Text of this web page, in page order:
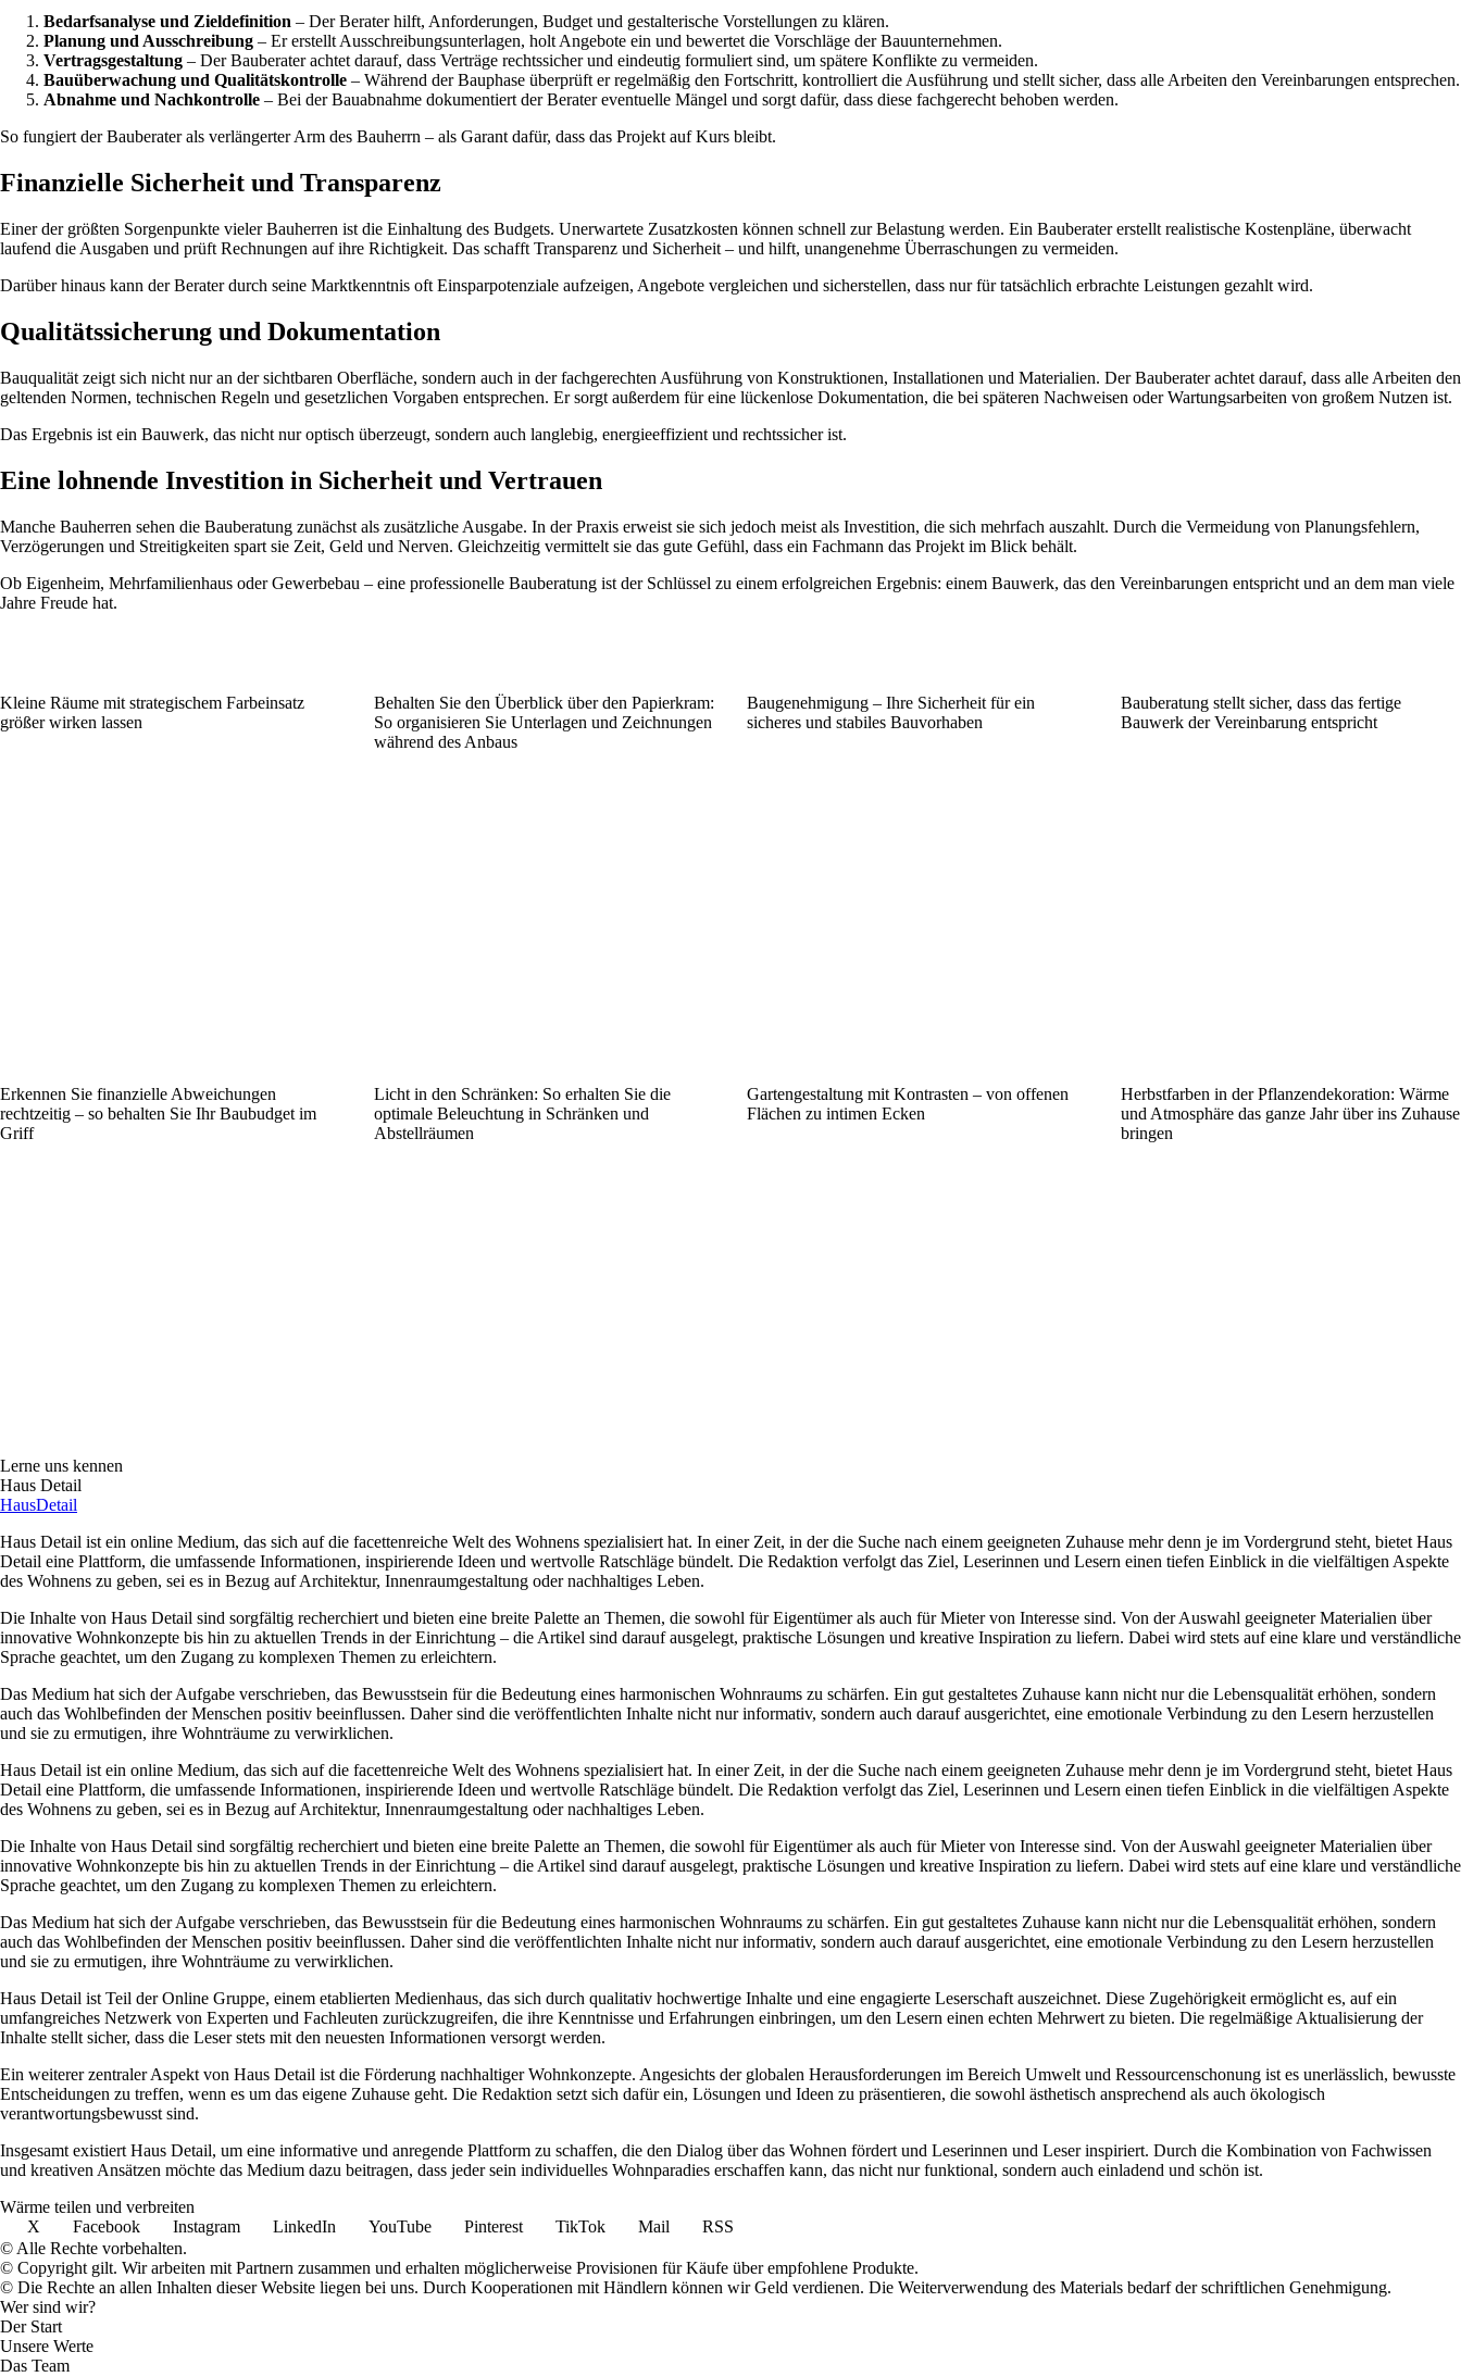
Bedarfsanalyse und Zieldefinition – Der Berater hilft, Anforderungen, Budget und gestalterische Vorstellungen zu klären.
Planung und Ausschreibung – Er erstellt Ausschreibungsunterlagen, holt Angebote ein und bewertet die Vorschläge der Bauunternehmen.
Vertragsgestaltung – Der Bauberater achtet darauf, dass Verträge rechtssicher und eindeutig formuliert sind, um spätere Konflikte zu vermeiden.
Bauüberwachung und Qualitätskontrolle – Während der Bauphase überprüft er regelmäßig den Fortschritt, kontrolliert die Ausführung und stellt sicher, dass alle Arbeiten den Vereinbarungen entsprechen.
Abnahme und Nachkontrolle – Bei der Bauabnahme dokumentiert der Berater eventuelle Mängel und sorgt dafür, dass diese fachgerecht behoben werden.
So fungiert der Bauberater als verlängerter Arm des Bauherrn – als Garant dafür, dass das Projekt auf Kurs bleibt.
Finanzielle Sicherheit und Transparenz
Einer der größten Sorgenpunkte vieler Bauherren ist die Einhaltung des Budgets. Unerwartete Zusatzkosten können schnell zur Belastung werden. Ein Bauberater erstellt realistische Kostenpläne, überwacht
laufend die Ausgaben und prüft Rechnungen auf ihre Richtigkeit. Das schafft Transparenz und Sicherheit – und hilft, unangenehme Überraschungen zu vermeiden.
Darüber hinaus kann der Berater durch seine Marktkenntnis oft Einsparpotenziale aufzeigen, Angebote vergleichen und sicherstellen, dass nur für tatsächlich erbrachte Leistungen gezahlt wird.
Qualitätssicherung und Dokumentation
Bauqualität zeigt sich nicht nur an der sichtbaren Oberfläche, sondern auch in der fachgerechten Ausführung von Konstruktionen, Installationen und Materialien. Der Bauberater achtet darauf, dass alle Arbeiten den
geltenden Normen, technischen Regeln und gesetzlichen Vorgaben entsprechen. Er sorgt außerdem für eine lückenlose Dokumentation, die bei späteren Nachweisen oder Wartungsarbeiten von großem Nutzen ist.
Das Ergebnis ist ein Bauwerk, das nicht nur optisch überzeugt, sondern auch langlebig, energieeffizient und rechtssicher ist.
Eine lohnende Investition in Sicherheit und Vertrauen
Manche Bauherren sehen die Bauberatung zunächst als zusätzliche Ausgabe. In der Praxis erweist sie sich jedoch meist als Investition, die sich mehrfach auszahlt. Durch die Vermeidung von Planungsfehlern,
Verzögerungen und Streitigkeiten spart sie Zeit, Geld und Nerven. Gleichzeitig vermittelt sie das gute Gefühl, dass ein Fachmann das Projekt im Blick behält.
Ob Eigenheim, Mehrfamilienhaus oder Gewerbebau – eine professionelle Bauberatung ist der Schlüssel zu einem erfolgreichen Ergebnis: einem Bauwerk, das den Vereinbarungen entspricht und an dem man viele
Jahre Freude hat.
Kleine Räume mit strategischem Farbeinsatz
größer wirken lassen
Behalten Sie den Überblick über den Papierkram:
So organisieren Sie Unterlagen und Zeichnungen
während des Anbaus
Baugenehmigung – Ihre Sicherheit für ein
sicheres und stabiles Bauvorhaben
Bauberatung stellt sicher, dass das fertige
Bauwerk der Vereinbarung entspricht
Erkennen Sie finanzielle Abweichungen
rechtzeitig – so behalten Sie Ihr Bau­budget im
Griff
Licht in den Schränken: So erhalten Sie die
optimale Beleuchtung in Schränken und
Abstellräumen
Gartengestaltung mit Kontrasten – von offenen
Flächen zu intimen Ecken
Herbstfarben in der Pflanzendekoration: Wärme
und Atmosphäre das ganze Jahr über ins Zuhause
bringen
Lerne uns kennen
Haus Detail
HausDetail
Haus Detail ist ein online Medium, das sich auf die facettenreiche Welt des Wohnens spezialisiert hat. In einer Zeit, in der die Suche nach einem geeigneten Zuhause mehr denn je im Vordergrund steht, bietet Haus
Detail eine Plattform, die umfassende Informationen, inspirierende Ideen und wertvolle Ratschläge bündelt. Die Redaktion verfolgt das Ziel, Leserinnen und Lesern einen tiefen Einblick in die vielfältigen Aspekte
des Wohnens zu geben, sei es in Bezug auf Architektur, Innenraumgestaltung oder nachhaltiges Leben.
Die Inhalte von Haus Detail sind sorgfältig recherchiert und bieten eine breite Palette an Themen, die sowohl für Eigentümer als auch für Mieter von Interesse sind. Von der Auswahl geeigneter Materialien über
innovative Wohnkonzepte bis hin zu aktuellen Trends in der Einrichtung – die Artikel sind darauf ausgelegt, praktische Lösungen und kreative Inspiration zu liefern. Dabei wird stets auf eine klare und verständliche
Sprache geachtet, um den Zugang zu komplexen Themen zu erleichtern.
Das Medium hat sich der Aufgabe verschrieben, das Bewusstsein für die Bedeutung eines harmonischen Wohnraums zu schärfen. Ein gut gestaltetes Zuhause kann nicht nur die Lebensqualität erhöhen, sondern
auch das Wohlbefinden der Menschen positiv beeinflussen. Daher sind die veröffentlichten Inhalte nicht nur informativ, sondern auch darauf ausgerichtet, eine emotionale Verbindung zu den Lesern herzustellen
und sie zu ermutigen, ihre Wohnträume zu verwirklichen.
Haus Detail ist ein online Medium, das sich auf die facettenreiche Welt des Wohnens spezialisiert hat. In einer Zeit, in der die Suche nach einem geeigneten Zuhause mehr denn je im Vordergrund steht, bietet Haus
Detail eine Plattform, die umfassende Informationen, inspirierende Ideen und wertvolle Ratschläge bündelt. Die Redaktion verfolgt das Ziel, Leserinnen und Lesern einen tiefen Einblick in die vielfältigen Aspekte
des Wohnens zu geben, sei es in Bezug auf Architektur, Innenraumgestaltung oder nachhaltiges Leben.
Die Inhalte von Haus Detail sind sorgfältig recherchiert und bieten eine breite Palette an Themen, die sowohl für Eigentümer als auch für Mieter von Interesse sind. Von der Auswahl geeigneter Materialien über
innovative Wohnkonzepte bis hin zu aktuellen Trends in der Einrichtung – die Artikel sind darauf ausgelegt, praktische Lösungen und kreative Inspiration zu liefern. Dabei wird stets auf eine klare und verständliche
Sprache geachtet, um den Zugang zu komplexen Themen zu erleichtern.
Das Medium hat sich der Aufgabe verschrieben, das Bewusstsein für die Bedeutung eines harmonischen Wohnraums zu schärfen. Ein gut gestaltetes Zuhause kann nicht nur die Lebensqualität erhöhen, sondern
auch das Wohlbefinden der Menschen positiv beeinflussen. Daher sind die veröffentlichten Inhalte nicht nur informativ, sondern auch darauf ausgerichtet, eine emotionale Verbindung zu den Lesern herzustellen
und sie zu ermutigen, ihre Wohnträume zu verwirklichen.
Haus Detail ist Teil der Online Gruppe, einem etablierten Medienhaus, das sich durch qualitativ hochwertige Inhalte und eine engagierte Leserschaft auszeichnet. Diese Zugehörigkeit ermöglicht es, auf ein
umfangreiches Netzwerk von Experten und Fachleuten zurückzugreifen, die ihre Kenntnisse und Erfahrungen einbringen, um den Lesern einen echten Mehrwert zu bieten. Die regelmäßige Aktualisierung der
Inhalte stellt sicher, dass die Leser stets mit den neuesten Informationen versorgt werden.
Ein weiterer zentraler Aspekt von Haus Detail ist die Förderung nachhaltiger Wohnkonzepte. Angesichts der globalen Herausforderungen im Bereich Umwelt und Ressourcenschonung ist es unerlässlich, bewusste
Entscheidungen zu treffen, wenn es um das eigene Zuhause geht. Die Redaktion setzt sich dafür ein, Lösungen und Ideen zu präsentieren, die sowohl ästhetisch ansprechend als auch ökologisch
verantwortungsbewusst sind.
Insgesamt existiert Haus Detail, um eine informative und anregende Plattform zu schaffen, die den Dialog über das Wohnen fördert und Leserinnen und Leser inspiriert. Durch die Kombination von Fachwissen
und kreativen Ansätzen möchte das Medium dazu beitragen, dass jeder sein individuelles Wohnparadies erschaffen kann, das nicht nur funktional, sondern auch einladend und schön ist.
Wärme teilen und verbreiten
X
Facebook Instagram LinkedIn YouTube Pinterest TikTok Mail
RSS
© Alle Rechte vorbehalten.
© Copyright gilt. Wir arbeiten mit Partnern zusammen und erhalten möglicherweise Provisionen für Käufe über empfohlene Produkte.
© Die Rechte an allen Inhalten dieser Website liegen bei uns. Durch Kooperationen mit Händlern können wir Geld verdienen. Die Weiterverwendung des Materials bedarf der schriftlichen Genehmigung.
Wer sind wir?
Der Start
Unsere Werte
Das Team